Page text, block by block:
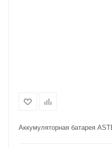
Аккумуляторная батарея